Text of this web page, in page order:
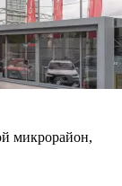
микрорайон,